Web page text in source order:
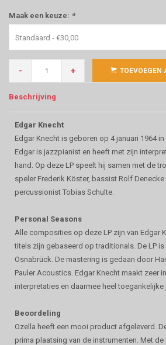
Maak een keuze: *
Standaard - €30,00
- + TOEVOEGEN
Beschrijving
Edgar Knecht
Edgar Knecht is geboren op 4 januari 1964
Edgar is jazzpianist en heeft met zijn
hand. Op deze LP speelt hij samen met de
speler Frederik Köster, bassist Rolf
percussionist Tobias Schulte.
Personal Seasons
Alle composities op deze LP zijn van Edgar
titels zijn gebaseerd op traditionals. De LP
Osnabrück. De mastering is gedaan door
Pauler Acoustics. Edgar Knecht maakt zeer
interpretaties en daarmee heel toegankelijke
Beoordeling
Ozella heeft een mooi product afgeleverd.
prima plaatsing van de instrumenten. Met